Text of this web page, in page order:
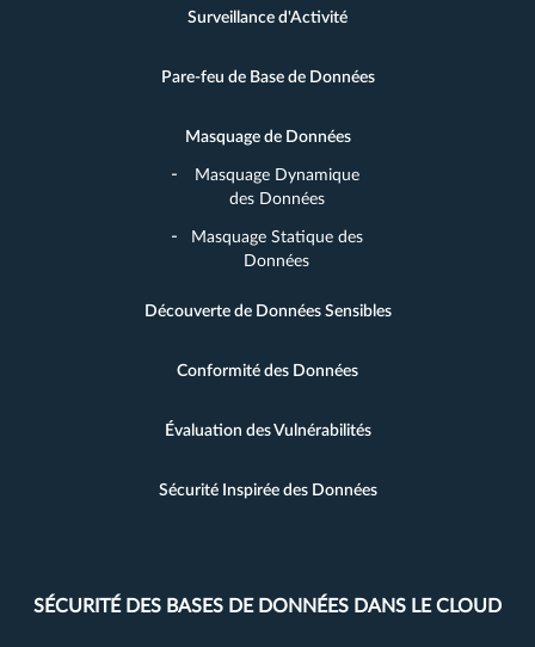
Surveillance d'Activité
Pare-feu de Base de Données
Masquage de Données
Masquage Dynamique
des Données
Masquage Statique des
Données
Découverte de Données Sensibles
Conformité des Données
Évaluation des Vulnérabilités
Sécurité Inspirée des Données
SÉCURITÉ DES BASES DE DONNÉES DANS LE CLOUD